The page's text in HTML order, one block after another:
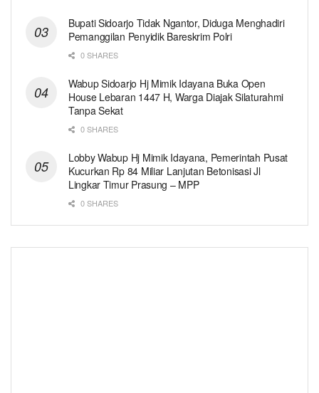
Bupati Sidoarjo Tidak Ngantor, Diduga Menghadiri
Pemanggilan Penyidik Bareskrim Polri
0 SHARES
Wabup Sidoarjo Hj Mimik Idayana Buka Open
House Lebaran 1447 H, Warga Diajak Silaturahmi
Tanpa Sekat
0 SHARES
Lobby Wabup Hj Mimik Idayana, Pemerintah Pusat
Kucurkan Rp 84 Miliar Lanjutan Betonisasi Jl
Lingkar Timur Prasung – MPP
0 SHARES